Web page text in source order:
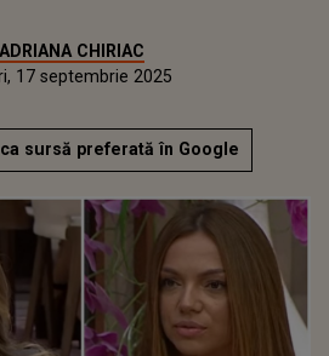
ADRIANA CHIRIAC
17 septembrie 2025
sursă preferată în Google